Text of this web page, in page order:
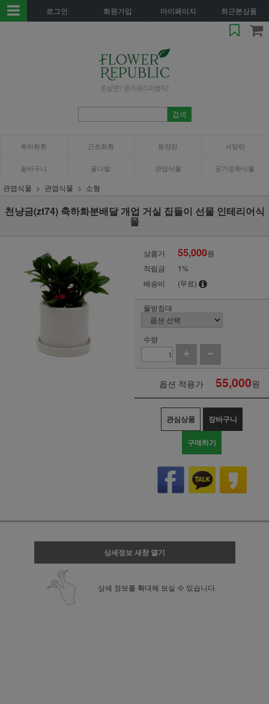
로그인 회원가입 마이페이지 최근본상품
축하화환 근조화환 동양란 서양란
꽃바구니 꽃다발 관엽식물 공기정화식물
관엽식물 관엽식물 소형
천냥금(zt74) 축하화분배달 개업 거실 집들이 선물 인테리어식
물
상품가 55,000원
적립금
1%
배송비
(무료)
물받침대
수량
옵션 적용가 55,000원
관심상품 장바구니
구매하기
상세정보 새창 열기
상세 정보를 확대해 보실 수 있습니다.